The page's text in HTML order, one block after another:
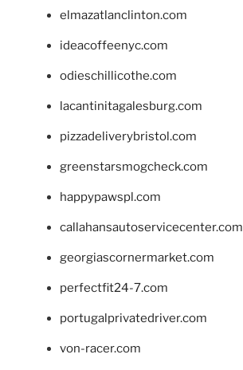
elmazatlanclinton.com
ideacoffeenyc.com
odieschillicothe.com
lacantinitagalesburg.com
pizzadeliverybristol.com
greenstarsmogcheck.com
happypawspl.com
callahansautoservicecenter.com
georgiascornermarket.com
perfectfit24-7.com
portugalprivatedriver.com
von-racer.com